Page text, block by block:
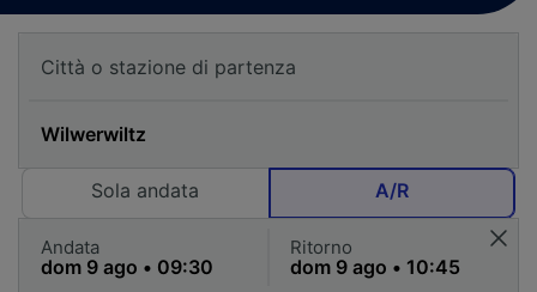
Sola andata A/R
Andata Ritorno